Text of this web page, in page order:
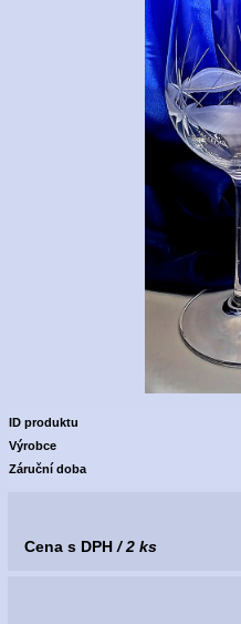
ID produktu
Výrobce
Záruční doba
Cena s DPH / 2 ks